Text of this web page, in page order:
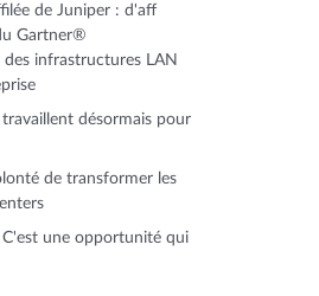
de Juniper : d'aff
Gartner®
infrastructures LAN
désormais pour
de transformer les
C'est une opportunité qui